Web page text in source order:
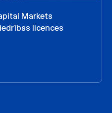
Markets
licences